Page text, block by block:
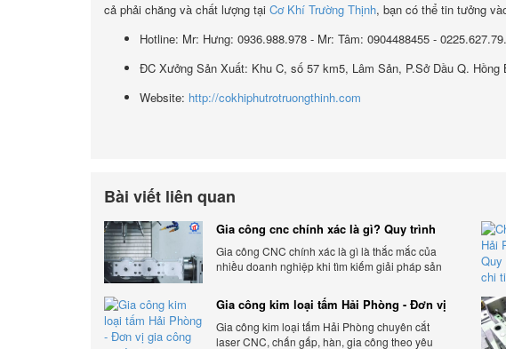
cả phải chăng và chất lượng tại Cơ Khí Trường Thịnh, bạn có thể tin tưởng
Hotline: Mr: Hưng: 0936.988.978 - Mr: Tâm: 0904488455 -
ĐC Xưởng Sản Xuất: Khu C, số 57 km5, Lâm Sản, P.Sở Dầu Q. Hồng
Website: http://cokhiphutrotruongthinh.com
Bài viết liên quan
Gia công cnc chính xác là gì? Quy trình
chính xác, đẳng cấp
Gia công CNC chính xác là gì là thắc mắc của
nhiều doanh nghiệp khi tìm kiếm giải pháp sản
Gia công kim loại tấm Hải Phòng - Đơn vị
gia công uy tín 2026
Gia công kim loại tấm Hải Phòng chuyên cắt
laser CNC, chấn gấp, hàn, gia công theo yêu